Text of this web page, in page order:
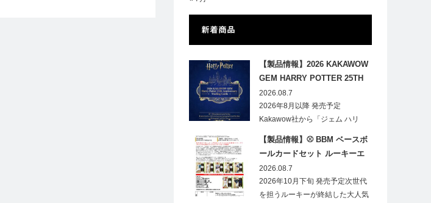
新着商品
【製品情報】2026 KAKAWOW
GEM HARRY POTTER 25TH
ANNIVERSARY TRADING
CARDS HOBBY
2026.08.7
2026年8月以降 発売予定
Kakawow社から「ジェム ハリ
【製品情報】⚾ BBM ベースボ
ールカードセット ルーキーエ
ディションプレミアム 2026
2026.08.7
2026年10月下旬 発売予定次世代
を担うルーキーが終結した大人気